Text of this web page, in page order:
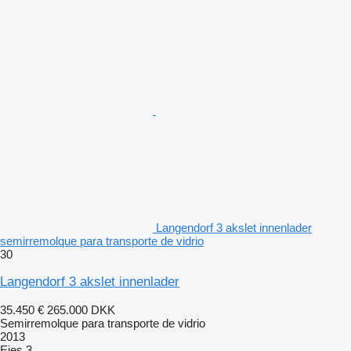
Langendorf 3 akslet innenlader
semirremolque para transporte de vidrio
30
Langendorf 3 akslet innenlader
35.450 € 265.000 DKK
Semirremolque para transporte de vidrio
2013